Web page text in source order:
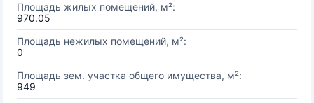
Площадь жилых помещений, м²:
970.05
Площадь нежилых помещений, м²:
0
Площадь зем. участка общего имущества, м²:
949